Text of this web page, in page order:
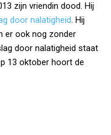
zijn vriendin dood. Hij
door nalatigheid. Hij
er ook nog zonder
door nalatigheid staat
13 oktober hoort de